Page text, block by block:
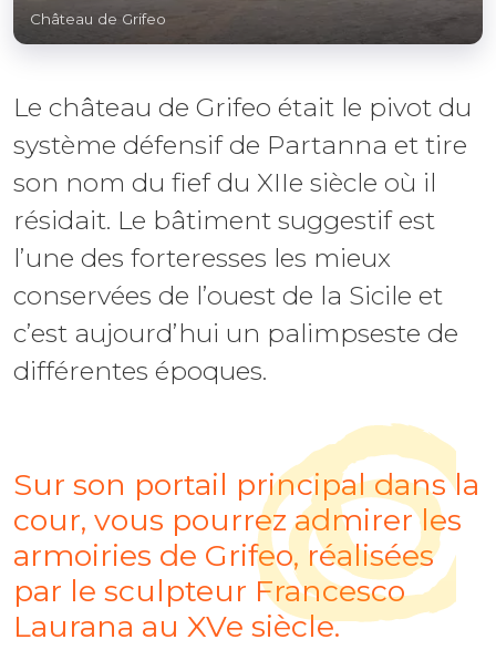
Château de Grifeo
Le château de Grifeo était le pivot du
système défensif de Partanna et tire
son nom du fief du XIIe siècle où il
résidait. Le bâtiment suggestif est
l’une des forteresses les mieux
conservées de l’ouest de la Sicile et
c’est aujourd’hui un palimpseste de
différentes époques.
Sur son portail principal dans la
cour, vous pourrez admirer les
armoiries de Grifeo, réalisées
par le sculpteur Francesco
Laurana au XVe siècle.